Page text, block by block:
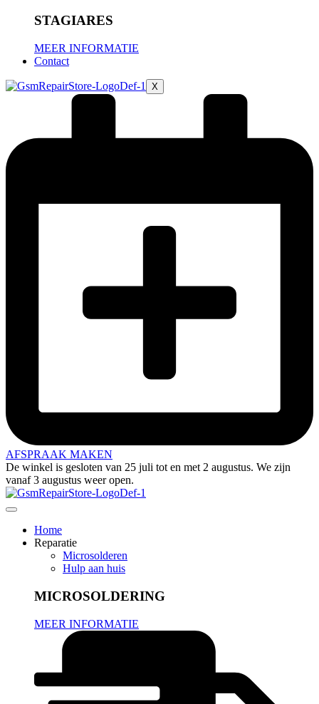
STAGIARES
MEER INFORMATIE
Contact
X
AFSPRAAK MAKEN
De winkel is gesloten van 25 juli tot en met 2 augustus. We zijn
vanaf 3 augustus weer open.
Home
Reparatie
Microsolderen
Hulp aan huis
MICROSOLDERING
MEER INFORMATIE